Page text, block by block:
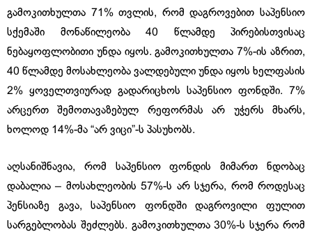
გამოკითხულთა 71% თვლის, რომ დაგროვებით საპენსიო
სქემაში მონაწილეობა 40 წლამდე პირებისთვისაც
ნებაყოფლობითი უნდა იყოს. გამოკითხულთა 7%-ის აზრით,
40 წლამდე მოსახლეობა ვალდებული უნდა იყოს ხელფასის
2% ყოველთვიურად გადარიცხოს საპენსიო ფონდში. 7%
არცერთ შემოთავაზებულ რეფორმას არ უჭერს მხარს,
ხოლოდ 14%-მა “არ ვიცი”-ს პასუხობს.
აღსანიშნავია, რომ საპენსიო ფონდის მიმართ ნდობაც
დაბალია – მოსახლეობის 57%-ს არ სჯერა, რომ როდესაც
პენსიაზე გავა, საპენსიო ფონდში დაგროვილი ფულით
სარგებლობას შეძლებს. გამოკითხულთა 30%-ს სჯერა რომ